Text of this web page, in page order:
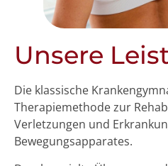
Unsere
Die klassische
Therapiemethode zur
Verletzungen und
Bewegungsapparates.